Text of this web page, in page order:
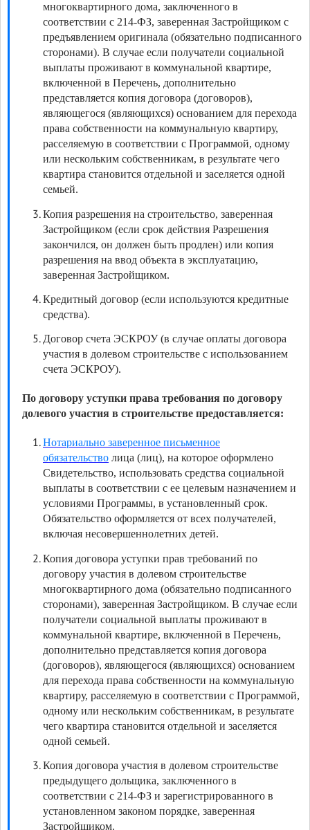
многоквартирного дома, заключенного в
соответствии с 214-ФЗ, заверенная Застройщиком с
предъявлением оригинала (обязательно подписанного
сторонами). В случае если получатели социальной
выплаты проживают в коммунальной квартире,
включенной в Перечень, дополнительно
представляется копия договора (договоров),
являющегося (являющихся) основанием для перехода
права собственности на коммунальную квартиру,
расселяемую в соответствии с Программой, одному
или нескольким собственникам, в результате чего
квартира становится отдельной и заселяется одной
семьей.
Копия разрешения на строительство, заверенная
Застройщиком (если срок действия Разрешения
закончился, он должен быть продлен) или копия
разрешения на ввод объекта в эксплуатацию,
заверенная Застройщиком.
Кредитный договор (если используются кредитные
средства).
Договор счета ЭСКРОУ (в случае оплаты договора
участия в долевом строительстве с использованием
счета ЭСКРОУ).
По договору уступки права требования по договору
долевого участия в строительстве предоставляется:
Нотариально заверенное письменное
обязательство лица (лиц), на которое оформлено
Свидетельство, использовать средства социальной
выплаты в соответствии с ее целевым назначением и
условиями Программы, в установленный срок.
Обязательство оформляется от всех получателей,
включая несовершеннолетних детей.
Копия договора уступки прав требований по
договору участия в долевом строительстве
многоквартирного дома (обязательно подписанного
сторонами), заверенная Застройщиком. В случае если
получатели социальной выплаты проживают в
коммунальной квартире, включенной в Перечень,
дополнительно представляется копия договора
(договоров), являющегося (являющихся) основанием
для перехода права собственности на коммунальную
квартиру, расселяемую в соответствии с Программой,
одному или нескольким собственникам, в результате
чего квартира становится отдельной и заселяется
одной семьей.
Копия договора участия в долевом строительстве
предыдущего дольщика, заключенного в
соответствии с 214-ФЗ и зарегистрированного в
установленном законом порядке, заверенная
Застройщиком.